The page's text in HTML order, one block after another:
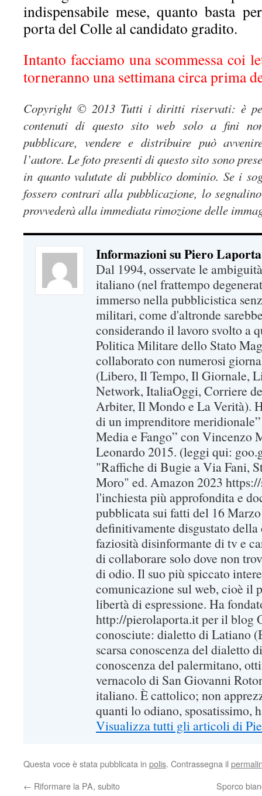
indispensabile mese, quanto basta
porta del Colle al candidato gradito.
Intanto facciamo una scommessa coi
torneranno una settimana circa prima
Copyright © 2013 Tutti i diritti riservati: è
contenuti di questo sito web solo a fini
pubblicare, vendere e distribuire può
l’autore. Le foto presenti di questo sito sono
in quanto valutate di pubblico dominio. Se i
fossero contrari alla pubblicazione, lo
provvederà alla immediata rimozione delle
Informazioni su Piero Laporta
Dal 1994, osservate le
italiano (nel frattempo
immerso nella pubblicistica
militari, come d'altronde
considerando il lavoro svolto a
Politica Militare dello Stato
collaborato con numerosi
(Libero, Il Tempo, Il Giornale,
Network, ItaliaOggi, Corriere
Arbiter, Il Mondo e La Verità).
di un imprenditore
Media e Fango” con Vincenzo
Leonardo 2015. (leggi qui:
"Raffiche di Bugie a Via Fani,
Moro" ed. Amazon 2023
l'inchiesta più approfondita e
pubblicata sui fatti del 16
definitivamente disgustato
faziosità disinformante di tv e
di collaborare solo dove non
di odio. Il suo più spiccato
comunicazione sul web, cioè il
libertà di espressione. Ha
http://pierolaporta.it per il blog
conosciute: dialetto di Latiano
scarsa conoscenza del dialetto
conoscenza del palermitano,
vernacolo di San Giovanni
italiano. È cattolico; non
quanti lo odiano, sposatissimo,
Visualizza tutti gli articoli di
Questa voce è stata pubblicata in polis. Contrassegna il
← Riformare la PA, subito Sporco